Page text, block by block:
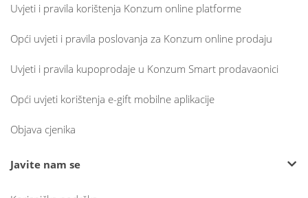
Uvjeti i pravila korištenja Konzum online platforme
Opći uvjeti i pravila poslovanja za Konzum online prodaju
Uvjeti i pravila kupoprodaje u Konzum Smart prodavaonici
Opći uvjeti korištenja e-gift mobilne aplikacije
Objava cjenika
Javite nam se